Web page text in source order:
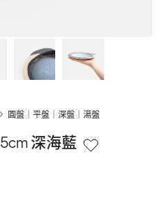
圓盤｜平盤｜深盤｜湯盤
深海藍